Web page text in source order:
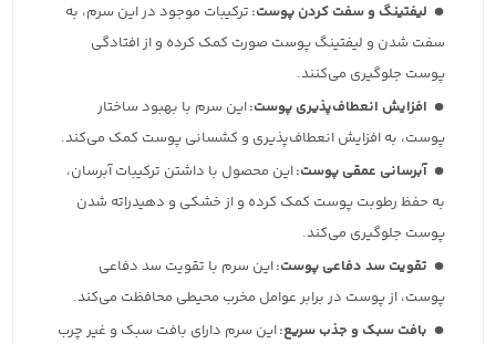
لیفتینگ و سفت کردن پوست: ترکیبات موجود در این سرم، به
سفت شدن و لیفتینگ پوست صورت کمک کرده و از افتادگی
پوست جلوگیری می‌کنند.
افزایش انعطاف‌پذیری پوست:این سرم با بهبود ساختار
پوست، به افزایش انعطاف‌پذیری و کشسانی پوست کمک می‌کند.
آبرسانی عمقی پوست:این محصول با داشتن ترکیبات آبرسان،
به حفظ رطوبت پوست کمک کرده و از خشکی و دهیدراته شدن
پوست جلوگیری می‌کند.
تقویت سد دفاعی پوست:این سرم با تقویت سد دفاعی
پوست، از پوست در برابر عوامل مخرب محیطی محافظت می‌کند.
بافت سبک و جذب سریع:این سرم دارای بافت سبک و غیر چرب